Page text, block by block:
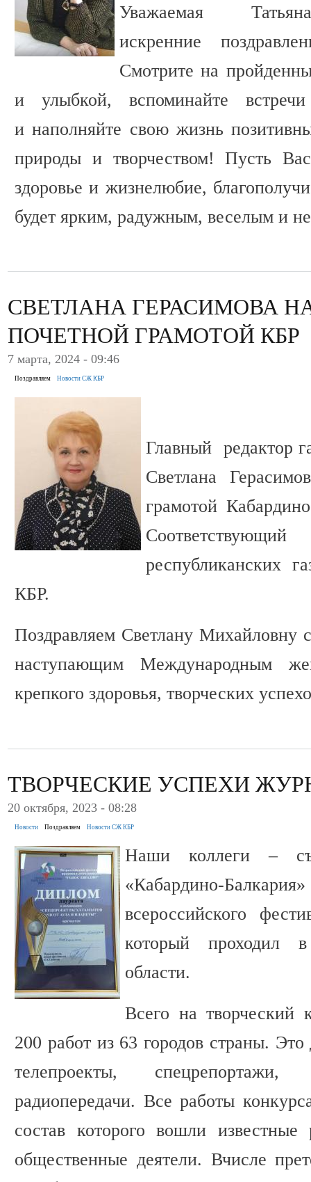
Уважаемая
искренние
Смотрите на
и улыбкой, вспоминайте
и наполняйте свою жизнь
природы и творчеством! Пусть
здоровье и жизнелюбие,
будет ярким, радужным, веселым и
СВЕТЛАНА ГЕРАСИМОВА
ПОЧЕТНОЙ ГРАМОТОЙ КБР
7 марта, 2024 - 09:46
Поздравляем Новости СЖ КБР
Главный редактор
Светлана
грамотой
республиканских
КБР.
Поздравляем Светлану Михайловну
наступающим Международным
крепкого здоровья, творческих
ТВОРЧЕСКИЕ УСПЕХИ
20 октября, 2023 - 08:28
Новости Поздравляем Новости СЖ КБР
Наши коллеги –
«Кабардино-
всероссийского
который проходил
области.
Всего на творческий
200 работ из 63 городов страны.
телепроекты,
радиопередачи. Все работы
состав которого вошли
общественные деятели. Вчисле